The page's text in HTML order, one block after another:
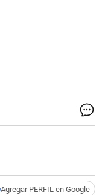
Agregar PERFIL en Google